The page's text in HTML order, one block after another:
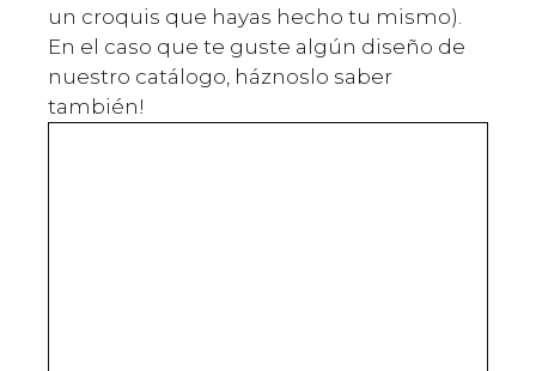
un croquis que hayas hecho tu mismo).
En el caso que te guste algún diseño de
nuestro catálogo, háznoslo saber
también!